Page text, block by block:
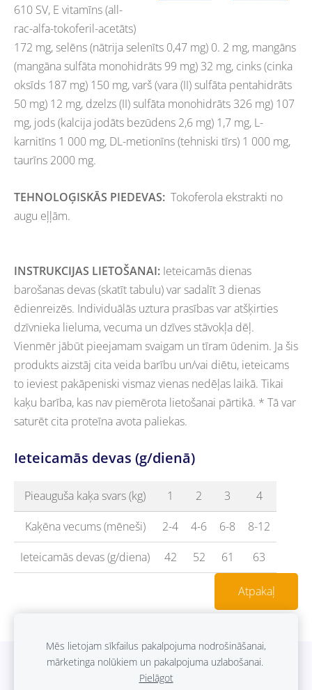
610 SV, E vitamīns (all-
rac-alfa-tokoferil-acetāts)
172 mg, selēns (nātrija selenīts 0,47 mg) 0. 2 mg, mangāns
(mangāna sulfāta monohidrāts 99 mg) 32 mg, cinks (cinka
oksīds 187 mg) 150 mg, varš (vara (II) sulfāta pentahidrāts
50 mg) 12 mg, dzelzs (II) sulfāta monohidrāts 326 mg) 107
mg, jods (kalcija jodāts bezūdens 2,6 mg) 1,7 mg, L-
karnitīns 1 000 mg, DL-metionīns (tehniski tīrs) 1 000 mg,
taurīns 2000 mg.
TEHNOLOĢISKĀS PIEDEVAS: Tokoferola ekstrakti no
augu eļļām.
INSTRUKCIJAS LIETOŠANAI: Ieteicamās dienas
barošanas devas (skatīt tabulu) var sadalīt 3 dienas
ēdienreizēs. Individuālās uztura prasības var atšķirties
dzīvnieka lieluma, vecuma un dzīves stāvokļa dēļ.
Vienmēr jābūt pieejamam svaigam un tīram ūdenim. Ja šis
produkts aizstāj cita veida barību un/vai diētu, ieteicams
to ieviest pakāpeniski vismaz vienas nedēļas laikā. Tikai
kaķu barība, kas nav piemērota lietošanai pārtikā. * Tā var
saturēt cita proteīna avota paliekas.
Ieteicamās devas (g/dienā)
Pieauguša kaķa svars (kg) 1 2 3
4
Kaķēna vecums (mēneši)
2-4 4-6 6-8
8-12
Ieteicamās devas (g/diena)
42 52 61 63
Atpakaļ
Sīkdatnes
Mēs lietojam sīkfailus pakalpojuma nodrošināšanai,
mārketinga nolūkiem un pakalpojuma uzlabošanai.
Pielāgot